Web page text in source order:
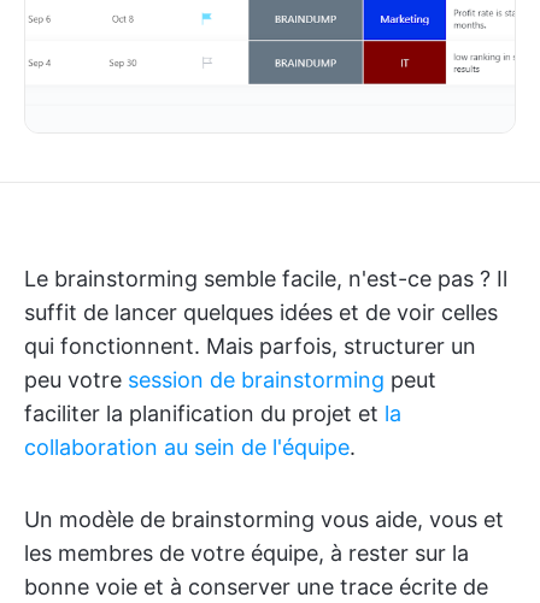
Le brainstorming semble facile, n'est-ce pas ? Il
suffit de lancer quelques idées et de voir celles
qui fonctionnent. Mais parfois, structurer un
peu votre session de brainstorming peut
faciliter la planification du projet et la
collaboration au sein de l'équipe.
Un modèle de brainstorming vous aide, vous et
les membres de votre équipe, à rester sur la
bonne voie et à conserver une trace écrite de